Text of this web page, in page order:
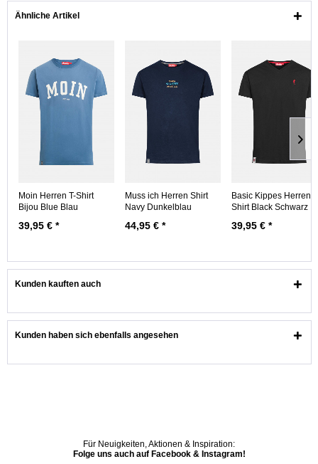
Ähnliche Artikel
Moin Herren T-Shirt
Bijou Blue Blau
39,95 € *
Muss ich Herren Shirt
Navy Dunkelblau
44,95 € *
Basic Kippes Herren
Shirt Black Schwarz
39,95 € *
Kunden kauften auch
Kunden haben sich ebenfalls angesehen
Für Neuigkeiten, Aktionen & Inspiration:
Folge uns auch auf Facebook & Instagram!